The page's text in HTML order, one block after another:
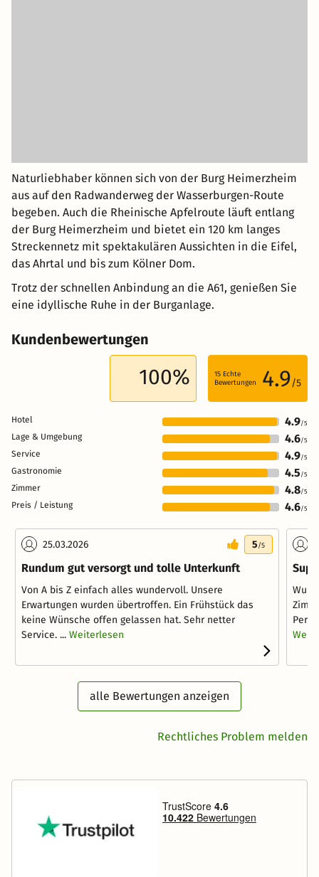
Naturliebhaber können sich von der Burg Heimerzheim
aus auf den Radwanderweg der Wasserburgen-Route
begeben. Auch die Rheinische Apfelroute läuft entlang
der Burg Heimerzheim und bietet ein 120 km langes
Streckennetz mit spektakulären Aussichten in die Eifel,
das Ahrtal und bis zum Kölner Dom.
Trotz der schnellen Anbindung an die A61, genießen Sie
eine idyllische Ruhe in der Burganlage.
Kundenbewertungen
100% 15 Echte
Bewertungen
4.9/5
Hotel 4.9/5
Lage & Umgebung 4.6/5
Service 4.9/5
Gastronomie 4.5 /5
Zimmer 4.8/5
Preis / Leistung 4.6/5
25.03.2026 5/5
Rundum gut versorgt und tolle Unterkunft
Von A bis Z einfach alles wundervoll. Unsere
Erwartungen wurden übertroffen. Ein Frühstück das
keine Wünsche offen gelassen hat. Sehr netter
Service. ... Weiterlesen
alle Bewertungen anzeigen
Rechtliches Problem melden